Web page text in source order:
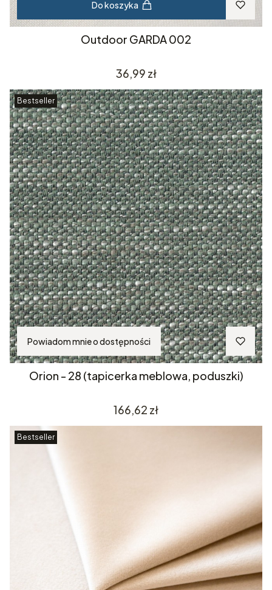
Do koszyka
Outdoor GARDA 002
Cena
36,99 zł
Bestseller
Powiadom mnie o dostępności
Orion - 28 (tapicerka meblowa, poduszki)
Cena
166,62 zł
Bestseller